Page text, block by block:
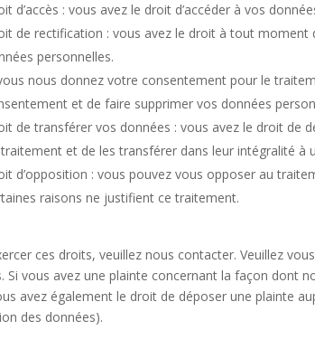
d’accès : vous avez le droit d’accéder à vos
de rectification : vous avez le droit à tout
personnelles.
nous donnez votre consentement pour le
et de faire supprimer vos données
de transférer vos données : vous avez le droit de
et de les transférer dans leur intégralité à
d’opposition : vous pouvez vous opposer au
raisons ne justifient ce traitement.
ces droits, veuillez nous contacter. Veuillez
Si vous avez une plainte concernant la façon dont
avez également le droit de déposer une plainte
des données).